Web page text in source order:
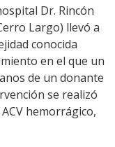
Dr. Rincón
Largo) llevó a
conocida
en el que un
de un donante
se realizó
hemorrágico,